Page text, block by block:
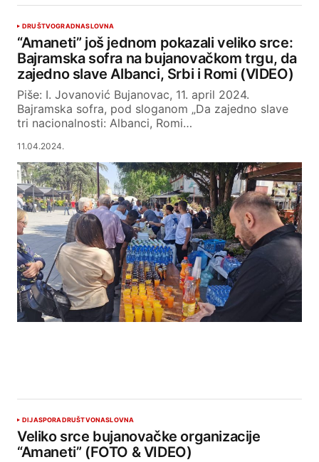
DRUŠTVOGRADNASLOVNA
“Amaneti” još jednom pokazali veliko srce:
Bajramska sofra na bujanovačkom trgu, da
zajedno slave Albanci, Srbi i Romi (VIDEO)
Piše: I. Jovanović Bujanovac, 11. april 2024.
Bajramska sofra, pod sloganom „Da zajedno slave
tri nacionalnosti: Albanci, Romi…
11.04.2024.
DIJASPORADRUŠTVONASLOVNA
Veliko srce bujanovačke organizacije
“Amaneti” (FOTO & VIDEO)